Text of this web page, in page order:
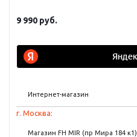
9 990 руб.
Интернет-магазин
г. Москва:
Магазин FH MIR (пр Мира 184 к1)